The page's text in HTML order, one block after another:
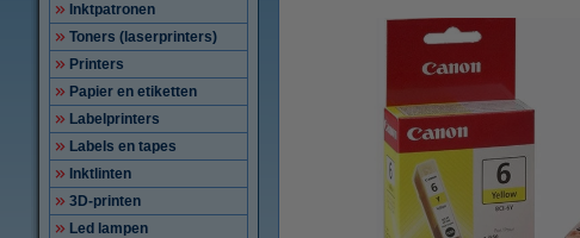
Inktpatronen
Toners (laserprinters)
Printers
Papier en etiketten
Labelprinters
Labels en tapes
Inktlinten
3D-printen
Led lampen